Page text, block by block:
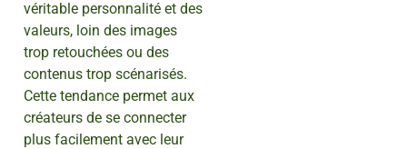
véritable personnalité et des
valeurs, loin des images
trop retouchées ou des
contenus trop scénarisés.
Cette tendance permet aux
créateurs de se connecter
plus facilement avec leur